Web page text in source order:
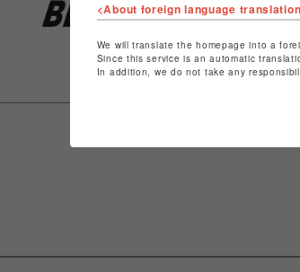
ショ
<About foreign language
We will translate the homepage into a
Since this service is an automatic
In addition, we do not take any